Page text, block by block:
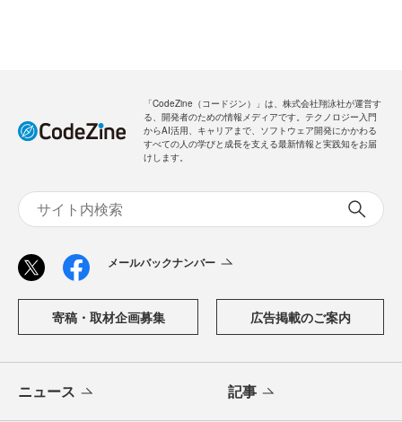
「CodeZine（コードジン）」は、株式会社翔泳社が運営す
る、開発者のための情報メディアです。テクノロジー入門
からAI活用、キャリアまで、ソフトウェア開発にかかわる
すべての人の学びと成長を支える最新情報と実践知をお届
けします。
メールバックナンバー
寄稿・取材企画募集 広告掲載のご案内
ニュース 記事